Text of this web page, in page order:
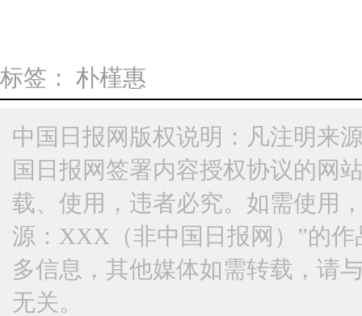
标签： 朴槿惠
中国日报网版权说明：凡注明来
国日报网签署内容授权协议的网
载、使用，违者必究。如需使用
源：XXX（非中国日报网）”的
多信息，其他媒体如需转载，请
无关。